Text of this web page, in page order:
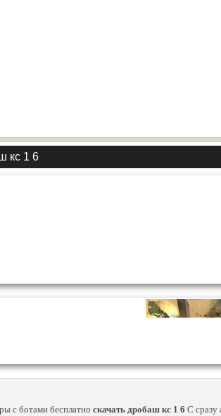
кс 1 6
с ботами бесплатно скачать дробаш кс 1 6 С сразу